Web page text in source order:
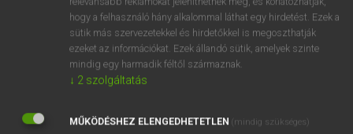
díjmentes próbaverziójának elindításához regisztrálok és
belépek.
REGISZTRÁCIÓ
hogy a felhasználó hány alkalommal láthat egy hirdetést. Ezek a
sütik más szervezetekkel és hirdetőkkel is megoszthatják
ezeket az információkat. Ezek állandó sütik, amelyek szinte
mindig egy harmadik féltől származnak.
↓ 2 szolgáltatás
MŰKÖDÉSHEZ ELENGEDHETETLEN (mindig szükséges)